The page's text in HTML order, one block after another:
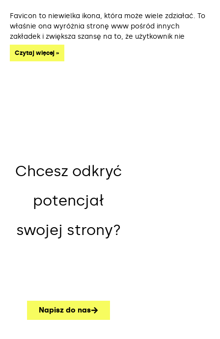
Favicon to niewielka ikona, która może wiele zdziałać. To
właśnie ona wyróżnia stronę www pośród innych
zakładek i zwiększa szansę na to, że użytkownik nie
Czytaj więcej »
Chcesz odkryć
potencjał
swojej strony?
Napisz do nas